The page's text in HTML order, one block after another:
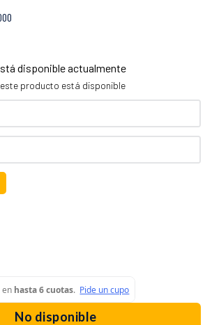
disponible actualmente
producto está disponible
No disponible